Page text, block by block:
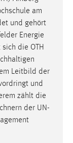
am
und gehört
Energie
die OTH
Leitbild der
und
zählt die
der UN-